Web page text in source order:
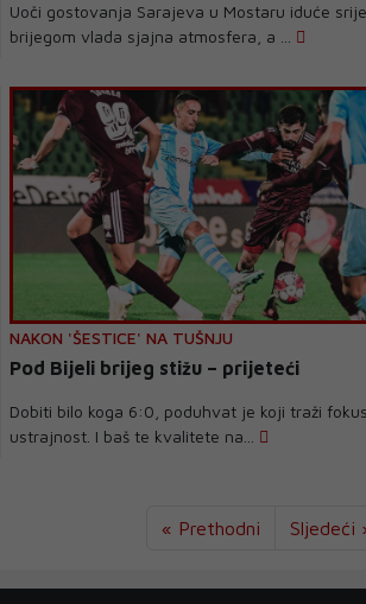
Uoči gostovanja Sarajeva u Mostaru iduće
brijegom vlada sjajna atmosfera, a ...
NAKON 'ŠESTICE' NA TUŠNJU
Pod Bijeli brijeg stižu – prijeteći
Dobiti bilo koga 6:0, poduhvat je koji traži
ustrajnost. I baš te kvalitete na...
« Prethodni Sljedeći